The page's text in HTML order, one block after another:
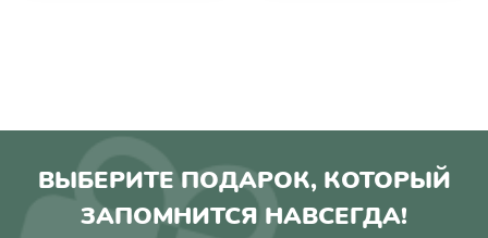
ВЫБЕРИТЕ ПОДАРОК, КОТОРЫЙ
ЗАПОМНИТСЯ НАВСЕГДА!